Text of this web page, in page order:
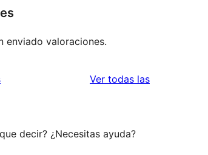
enviado valoraciones.
Ver todas lasvaloraciones
decir? ¿Necesitas ayuda?